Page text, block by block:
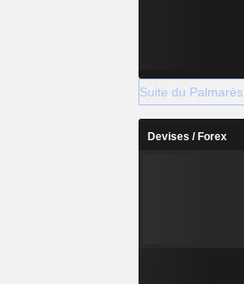
Suite du Palmarès
Devises / Forex